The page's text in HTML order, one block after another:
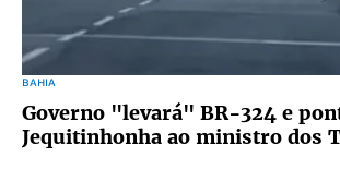
BAHIA
Governo "levará" BR-324 e
Jequitinhonha ao ministro dos